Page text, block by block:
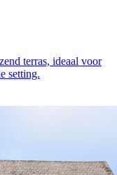
terras, ideaal voor
setting.